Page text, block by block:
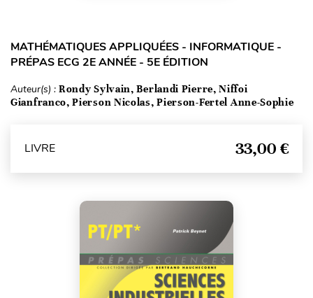
MATHÉMATIQUES APPLIQUÉES - INFORMATIQUE -
PRÉPAS ECG 2E ANNÉE - 5E ÉDITION
Auteur(s) : Rondy Sylvain, Berlandi Pierre, Niffoi
Gianfranco, Pierson Nicolas, Pierson-Fertel Anne-Sophie
LIVRE 33,00 €